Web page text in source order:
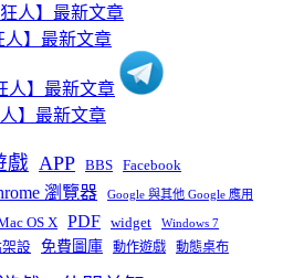
戲 APP BBS Facebook
瀏覽器 Google 與其他 Google 應用
OS X PDF widget Windows 7
架設 免費圖庫 動作遊戲 動態桌布